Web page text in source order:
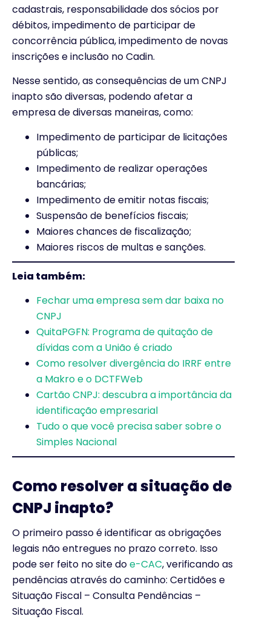
cadastrais, responsabilidade dos sócios por
débitos, impedimento de participar de
concorrência pública, impedimento de novas
inscrições e inclusão no Cadin.
Nesse sentido, as consequências de um CNPJ
inapto são diversas, podendo afetar a
empresa de diversas maneiras, como:
Impedimento de participar de licitações
públicas;
Impedimento de realizar operações
bancárias;
Impedimento de emitir notas fiscais;
Suspensão de benefícios fiscais;
Maiores chances de fiscalização;
Maiores riscos de multas e sanções.
Leia também:
Fechar uma empresa sem dar baixa no
CNPJ
QuitaPGFN: Programa de quitação de
dívidas com a União é criado
Como resolver divergência do IRRF entre
a Makro e o DCTFWeb
Cartão CNPJ: descubra a importância da
identificação empresarial
Tudo o que você precisa saber sobre o
Simples Nacional
Como resolver a situação de
CNPJ inapto?
O primeiro passo é identificar as obrigações
legais não entregues no prazo correto. Isso
pode ser feito no site doe-CAC, verificando as
pendências através do caminho: Certidões e
Situação Fiscal – Consulta Pendências –
Situação Fiscal.